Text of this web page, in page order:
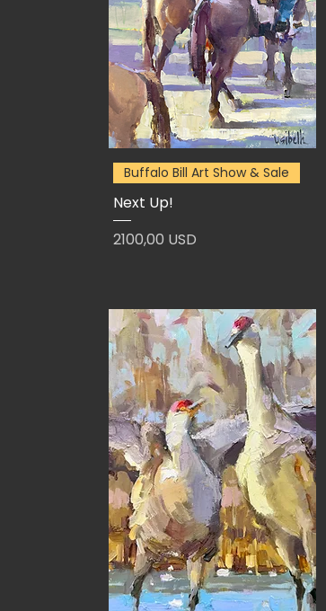
Buffalo Bill Art Show & Sale
Next Up!
Prezzo
2100,00 USD